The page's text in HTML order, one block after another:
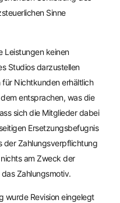
Sinne
Leistungen keinen
Studios darzustellen
für Nichtkunden erhältlich
entsprachen, was die
sich die Mitglieder dabei
Ersetzungsbefugnis
der Zahlungsverpflichtung
am Zweck der
Zahlungsmotiv.
wurde Revision eingelegt